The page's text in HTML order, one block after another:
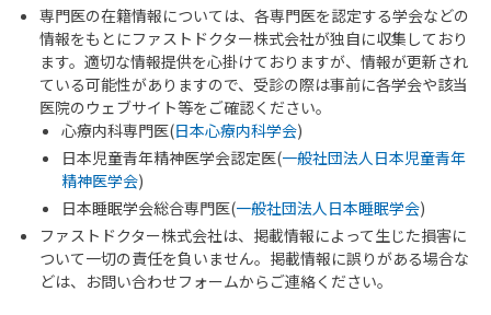
専門医の在籍情報については、各専門医を認定する学会などの
情報をもとにファストドクター株式会社が独自に収集しており
ます。適切な情報提供を心掛けておりますが、情報が更新され
ている可能性がありますので、受診の際は事前に各学会や該当
医院のウェブサイト等をご確認ください。
心療内科専門医(日本心療内科学会)
日本児童青年精神医学会認定医(一般社団法人日本児童青年
精神医学会)
日本睡眠学会総合専門医(一般社団法人日本睡眠学会)
ファストドクター株式会社は、掲載情報によって生じた損害に
ついて一切の責任を負いません。掲載情報に誤りがある場合な
どは、お問い合わせフォームからご連絡ください。